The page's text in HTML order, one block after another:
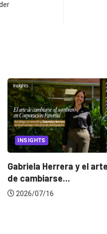
CANNES LIONS 2026
Dos ecuatorianos
jurado de
2026/06/23